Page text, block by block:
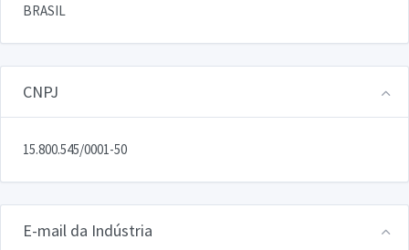
BRASIL
CNPJ
15.800.545/0001-50
E-mail da Indústria